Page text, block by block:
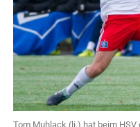
Tom Muhlack (li.) hat beim